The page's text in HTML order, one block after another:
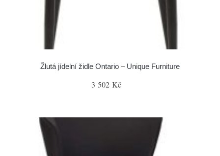
Žlutá jídelní židle Ontario – Unique Furniture
3 502 Kč